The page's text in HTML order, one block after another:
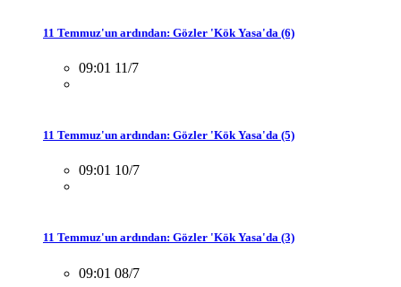
11 Temmuz'un ardından: Gözler 'Kök Yasa'da (6)
09:01 11/7
11 Temmuz'un ardından: Gözler 'Kök Yasa'da (5)
09:01 10/7
11 Temmuz'un ardından: Gözler 'Kök Yasa'da (3)
09:01 08/7